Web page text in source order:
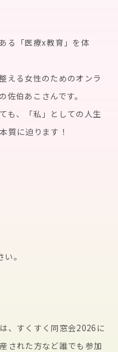
る「医療x教育」を体
える女性のためのオンラ
伯あこさんです。
も、「私」としての人生
質に迫ります！
。
、すくすく同窓会2026に
された方など誰でも参加